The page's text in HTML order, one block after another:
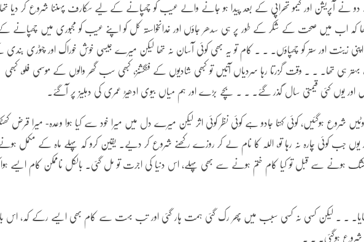
نے آپریشن اور کیمو تھراپی کے بعد پیدا ہو جانے والے عیب کو چھپانے کے لیے سکارف پہننا شروع کر دیا
کہ اب میں صحت کے شکر کے طور پر ہی سدھر جاؤں اور خدانخواستہ کل کو اپنے عیب کو مجبوری میں چھپانے کے
زینت اور ستر کو چھپاؤں۔ ۔ ۔ کام تو یہ بھی کوئی آسان نہ تھا لیکن میرے جیسی خوش خوراک اور چٹوری بندی
ہی تھا۔ ۔ ۔ وقت گزرتا رہا سردیاں آتیں تو کبھی شادیوں کے فنگشنز، کبھی سب گھر والوں کے موسمی فلو، کبھی
اور یوں کئی قیمتی سال گذر گئے۔ ۔ ۔ بچے بڑے اور ہم میاں بیوی ادھیڑ عمری کی دہلیز پر آگئے۔
شروع ہوگئیں، کوئی کہتا جادو ہے کوئی نظر کوئی اثر لیکن میرے دل میں میرا خود سے کیا ہوا وعدہ- میرا قرض
جب کوئی چارہ نہ رہا تو، اللہ کا نام لے کر روزے رکھنے شروع کر دیے۔ یقین کرو کہ پہلے ماہ کے مکمل ہونے
ہونے سے قبل تو کیا کام ختم ہونے سے بھی پہلے، اس دنیا کی اجرت تو مل گئی۔ بالکل ناممکن کام ایسے ہوا
۔ ۔ لیکن کسی نہ کسی سبب میں پھر رک گئی ہمت ہار گئی اور تب بہت سے کام بھی ایسے رکے کہ، اس
شروع ہوگئی۔ ۔ ۔